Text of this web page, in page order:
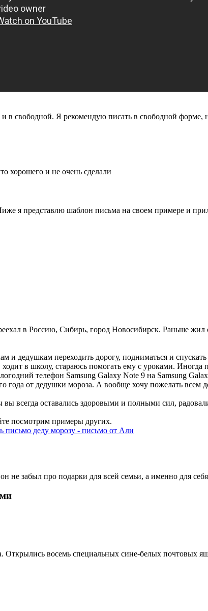
свободной. Я рекомендую писать в свободной форме,
хорошего и не очень сделали
я представлю шаблон письма на своем примере и
в Россию, Сибирь, город Новосибирск. Раньше
дедушкам переходить дорогу, подниматься и
в школу, стараюсь помогать ему с уроками.
телефон Samsung Galaxy Note 9 на Samsung
года от дедушки мороза. А вообще хочу пожелать
всегда оставались здоровыми и полными сил,
посмотрим примеры других.
не забыл про подарки для всей семьи, а именно для
Открылись восемь специальных сине-белых почтовых